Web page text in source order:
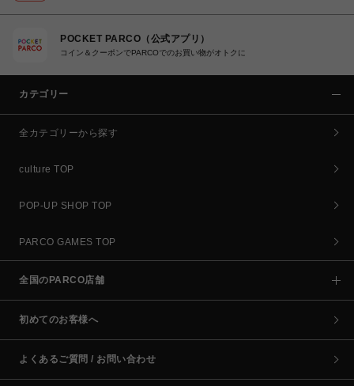
POCKET PARCO（公式アプリ）
コイン＆クーポンでPARCOでのお買い物がオトクに
カテゴリー
全カテゴリーから探す
culture TOP
POP-UP SHOP TOP
PARCO GAMES TOP
全国のPARCO店舗
初めてのお客様へ
よくあるご質問 / お問い合わせ